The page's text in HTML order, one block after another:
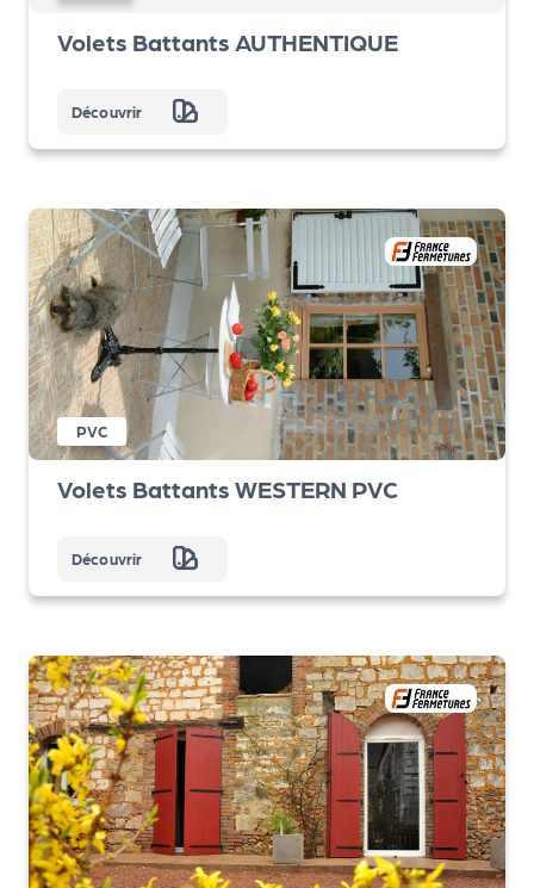
Volets Battants AUTHENTIQUE
Découvrir
PVC
Volets Battants WESTERN PVC
Découvrir